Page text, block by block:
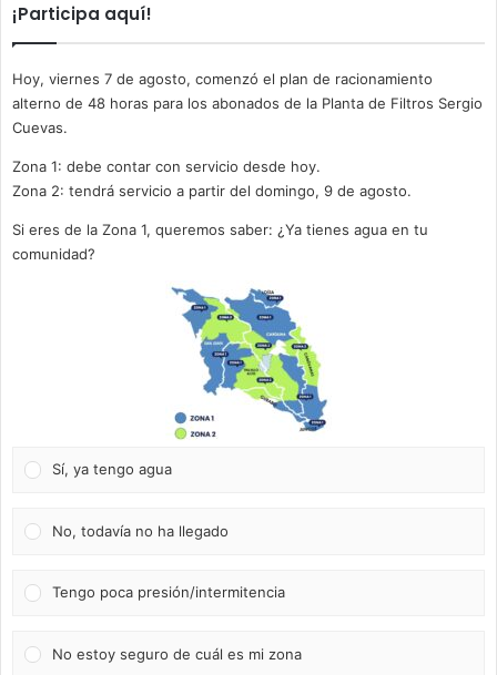
¡Participa aquí!
Hoy, viernes 7 de agosto, comenzó el plan de racionamiento
alterno de 48 horas para los abonados de la Planta de Filtros Sergio
Cuevas.
Zona 1: debe contar con servicio desde hoy.
Zona 2: tendrá servicio a partir del domingo, 9 de agosto.
Si eres de la Zona 1, queremos saber: ¿Ya tienes agua en tu
comunidad?
Sí, ya tengo agua
No, todavía no ha llegado
Tengo poca presión/intermitencia
No estoy seguro de cuál es mi zona